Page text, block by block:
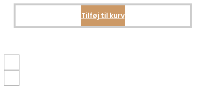
Tilføj til kurv